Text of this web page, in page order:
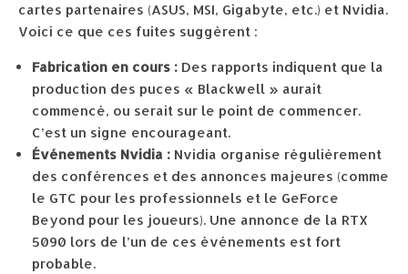
cartes partenaires (ASUS, MSI, Gigabyte, etc.) et Nvidia.
Voici ce que ces fuites suggèrent :
Fabrication en cours : Des rapports indiquent que la
production des puces « Blackwell » aurait
commencé, ou serait sur le point de commencer.
C’est un signe encourageant.
Événements Nvidia : Nvidia organise régulièrement
des conférences et des annonces majeures (comme
le GTC pour les professionnels et le GeForce
Beyond pour les joueurs). Une annonce de la RTX
5090 lors de l’un de ces événements est fort
probable.